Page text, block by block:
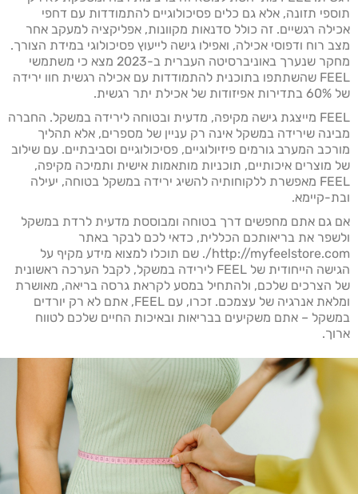
תוספי תזונה, אלא גם כלים פסיכולוגיים להתמודדות עם דחפי
אכילה רגשיים. זה כולל סדנאות מקוונות, אפליקציה למעקב אחר
מצב רוח ודפוסי אכילה, ואפילו גישה לייעוץ פסיכולוגי במידת הצורך.
מחקר שנערך באוניברסיטה העברית ב-2023 מצא כי משתמשי
FEEL שהשתתפו בתוכנית להתמודדות עם אכילה רגשית חוו ירידה
של 60% בתדירות אפיזודות של אכילת יתר רגשית.
FEEL מייצגת גישה מקיפה, מדעית ובטוחה לירידה במשקל. החברה
מבינה שירידה במשקל אינה רק עניין של מספרים, אלא תהליך
מורכב המערב גורמים פיזיולוגיים, פסיכולוגיים וסביבתיים. עם שילוב
של מוצרים איכותיים, תוכניות מותאמות אישית ותמיכה מקיפה,
FEEL מאפשרת ללקוחותיה להשיג ירידה במשקל בטוחה, יעילה
ובת-קיימא.
אם גם אתם מחפשים דרך בטוחה ומבוססת מדעית לרדת במשקל
ולשפר את בריאותכם הכללית, כדאי לכם לבקר באתר
http://myfeelstore.com/. שם תוכלו למצוא מידע מקיף על
הגישה הייחודית של FEEL לירידה במשקל, לקבל הערכה ראשונית
של הצרכים שלכם, ולהתחיל במסע לקראת גרסה בריאה, מאושרת
ומלאת אנרגיה של עצמכם. זכרו, עם FEEL, אתם לא רק יורדים
במשקל – אתם משקיעים בבריאות ובאיכות החיים שלכם לטווח
ארוך.